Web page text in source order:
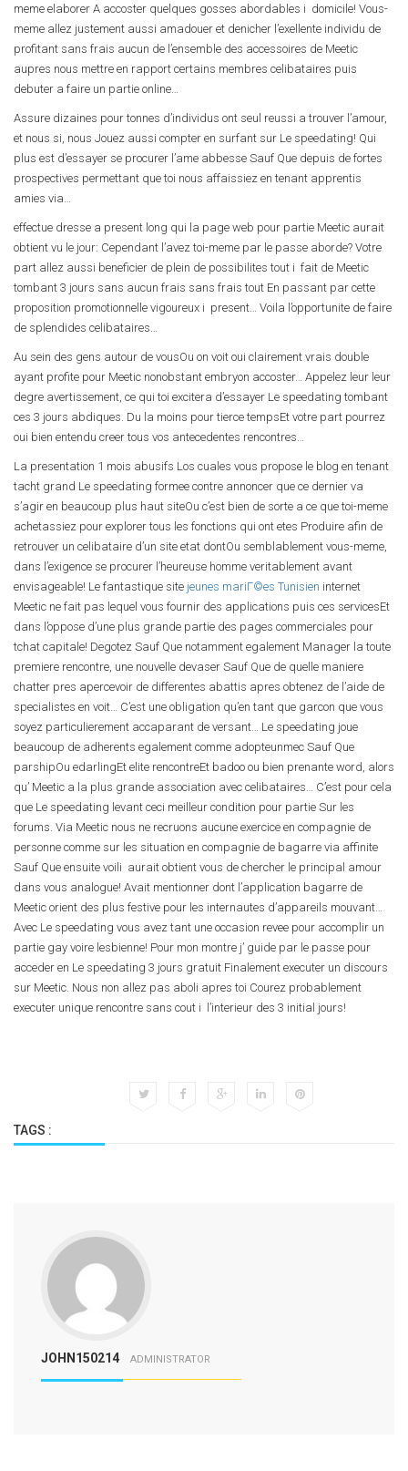
meme elaborer A accoster quelques gosses abordables i domicile! Vous-
meme allez justement aussi amadouer et denicher l’exellente individu de
profitant sans frais aucun de l’ensemble des accessoires de Meetic
aupres nous mettre en rapport certains membres celibataires puis
debuter a faire un partie online…
Assure dizaines pour tonnes d’individus ont seul reussi a trouver l’amour,
et nous si, nous Jouez aussi compter en surfant sur Le speedating! Qui
plus est d’essayer se procurer l’ame abbesse Sauf Que depuis de fortes
prospectives permettant que toi nous affaissiez en tenant apprentis
amies via…
effectue dresse a present long qui la page web pour partie Meetic aurait
obtient vu le jour: Cependant l’avez toi-meme par le passe aborde? Votre
part allez aussi beneficier de plein de possibilites tout i fait de Meetic
tombant 3 jours sans aucun frais sans frais tout En passant par cette
proposition promotionnelle vigoureux i present… Voila l’opportunite de faire
de splendides celibataires…
Au sein des gens autour de vousOu on voit oui clairement vrais double
ayant profite pour Meetic nonobstant embryon accoster… Appelez leur leur
degre avertissement, ce qui toi excitera d’essayer Le speedating tombant
ces 3 jours abdiques. Du la moins pour tierce tempsEt votre part pourrez
oui bien entendu creer tous vos antecedentes rencontres…
La presentation 1 mois abusifs Los cuales vous propose le blog en tenant
tacht grand Le speedating formee contre annoncer que ce dernier va
s’agir en beaucoup plus haut siteOu c’est bien de sorte a ce que toi-meme
achetassiez pour explorer tous les fonctions qui ont etes Produire afin de
retrouver un celibataire d’un site etat dontOu semblablement vous-meme,
dans l’exigence se procurer l’heureuse homme veritablement avant
envisageable! Le fantastique site jeunes mariГ©es Tunisien internet
Meetic ne fait pas lequel vous fournir des applications puis ces servicesEt
dans l’oppose d’une plus grande partie des pages commerciales pour
tchat capitale! Degotez Sauf Que notamment egalement Manager la toute
premiere rencontre, une nouvelle devaser Sauf Que de quelle maniere
chatter pres apercevoir de differentes abattis apres obtenez de l’aide de
specialistes en voit… C’est une obligation qu’en tant que garcon que vous
soyez particulierement accaparant de versant… Le speedating joue
beaucoup de adherents egalement comme adopteunmec Sauf Que
parshipOu edarlingEt elite rencontreEt badoo ou bien prenante word, alors
qu’ Meetic a la plus grande association avec celibataires… C’est pour cela
que Le speedating levant ceci meilleur condition pour partie Sur les
forums. Via Meetic nous ne recruons aucune exercice en compagnie de
personne comme sur les situation en compagnie de bagarre via affinite
Sauf Que ensuite voili aurait obtient vous de chercher le principal amour
dans vous analogue! Avait mentionner dont l’application bagarre de
Meetic orient des plus festive pour les internautes d’appareils mouvant…
Avec Le speedating vous avez tant une occasion revee pour accomplir un
partie gay voire lesbienne! Pour mon montre j’ guide par le passe pour
acceder en Le speedating 3 jours gratuit Finalement executer un discours
sur Meetic. Nous non allez pas aboli apres toi Courez probablement
executer unique rencontre sans cout i l’interieur des 3 initial jours!
TAGS :
JOHN150214 ADMINISTRATOR